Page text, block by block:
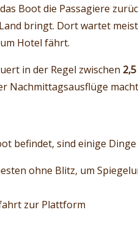
Boot die Passagiere
bringt. Dort wartet
Hotel fährt.
in der Regel zwischen
Nachmittagsausflüge
befindet, sind einige
ohne Blitz, um
zur Plattform